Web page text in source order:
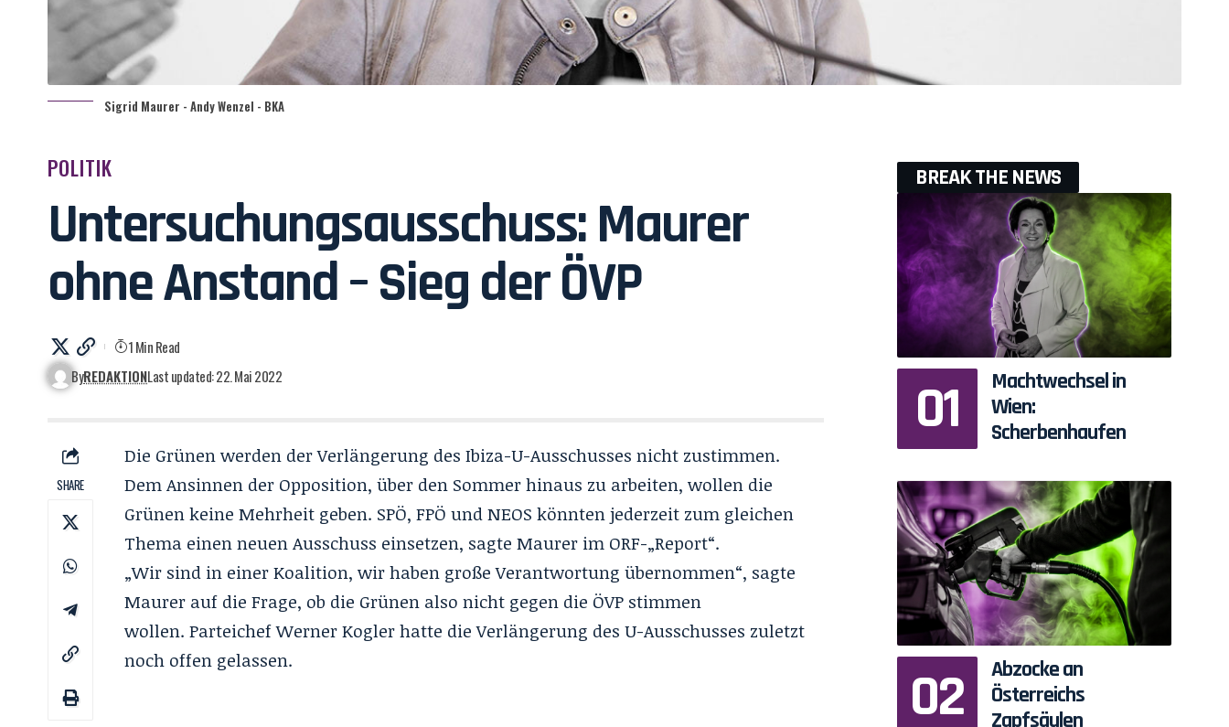
Sigrid Maurer - Andy Wenzel - BKA
POLITIK
Untersuchungsausschuss: Maurer
ohne Anstand – Sieg der ÖVP
ByREDAKTIONLast updated: 22. Mai 2022
1 Min Read
SHARE
Die Grünen werden der Verlängerung des Ibiza-U-Ausschusses nicht zustimmen.
Dem Ansinnen der Opposition, über den Sommer hinaus zu arbeiten, wollen die
Grünen keine Mehrheit geben. SPÖ, FPÖ und NEOS könnten jederzeit zum gleichen
Thema einen neuen Ausschuss einsetzen, sagte Maurer im ORF-„Report“.
„Wir sind in einer Koalition, wir haben große Verantwortung übernommen“, sagte
Maurer auf die Frage, ob die Grünen also nicht gegen die ÖVP stimmen
wollen. Parteichef Werner Kogler hatte die Verlängerung des U-Ausschusses zuletzt
noch offen gelassen.
BREAK THE NEWS
Machtwechsel in
Wien:
Scherbenhaufen
Abzocke an
Österreichs
Zapfsäulen